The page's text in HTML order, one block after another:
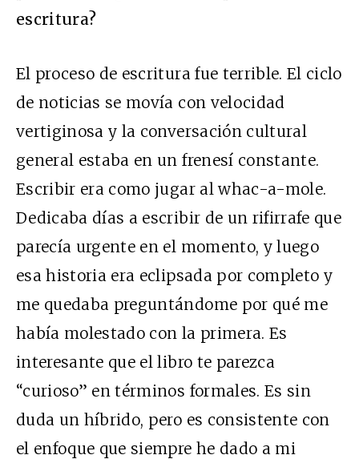
escritura?
El proceso de escritura fue terrible. El ciclo
de noticias se movía con velocidad
vertiginosa y la conversación cultural
general estaba en un frenesí constante.
Escribir era como jugar al whac-a-mole.
Dedicaba días a escribir de un rifirrafe que
parecía urgente en el momento, y luego
esa historia era eclipsada por completo y
me quedaba preguntándome por qué me
había molestado con la primera. Es
interesante que el libro te parezca
“curioso” en términos formales. Es sin
duda un híbrido, pero es consistente con
el enfoque que siempre he dado a mi